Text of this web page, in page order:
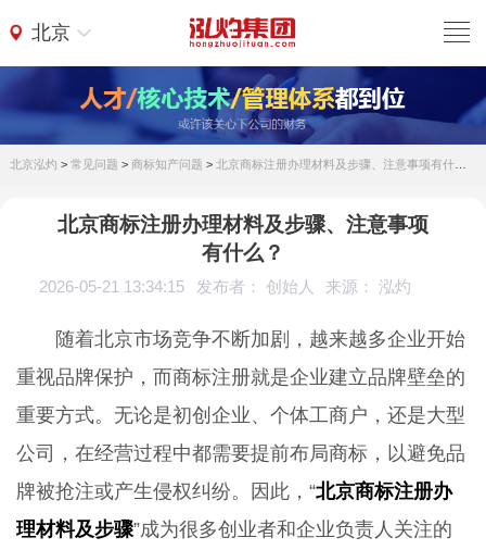
北京
北京泓灼 > 常见问题 > 商标知产问题 > 北京商标注册办理材料及步骤、注意事项有什么？
北京商标注册办理材料及步骤、注意事项
有什么？
2026-05-21 13:34:15 发布者： 创始人 来源： 泓灼
随着北京市场竞争不断加剧，越来越多企业开始
重视品牌保护，而商标注册就是企业建立品牌壁垒的
重要方式。无论是初创企业、个体工商户，还是大型
公司，在经营过程中都需要提前布局商标，以避免品
牌被抢注或产生侵权纠纷。因此，“北京商标注册办
理材料及步骤”成为很多创业者和企业负责人关注的